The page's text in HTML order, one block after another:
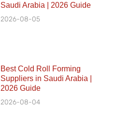
Saudi Arabia | 2026 Guide
2026-08-05
Best Cold Roll Forming
Suppliers in Saudi Arabia |
2026 Guide
2026-08-04